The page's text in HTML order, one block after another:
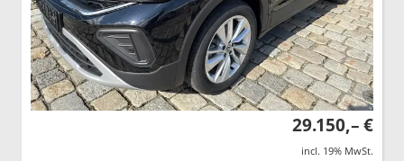
29.150,– €
incl. 19% MwSt.